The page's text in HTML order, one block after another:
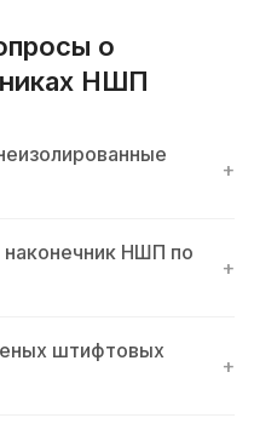
о
НШП
+
наконечник НШП по
+
штифтовых
+